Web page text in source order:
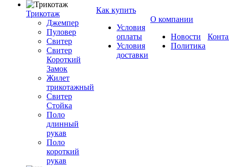
Трикотаж
Джемпер
Пуловер
Свитер
Свитер
Короткий
Замок
Жилет
трикотажный
Свитер
Стойка
Поло
длинный
рукав
Поло
короткий
рукав
Как купить
Условия
оплаты
Условия
доставки
О компании
Новости
Политика